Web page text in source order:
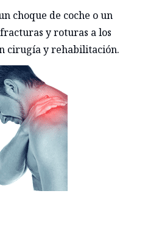
choque de coche o un
y roturas a los
cirugía y rehabilitación.